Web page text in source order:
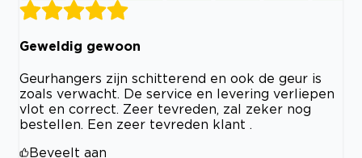
Geweldig gewoon
Geurhangers zijn schitterend en ook de geur is
zoals verwacht. De service en levering verliepen
vlot en correct. Zeer tevreden, zal zeker nog
bestellen. Een zeer tevreden klant .
Beveelt aan